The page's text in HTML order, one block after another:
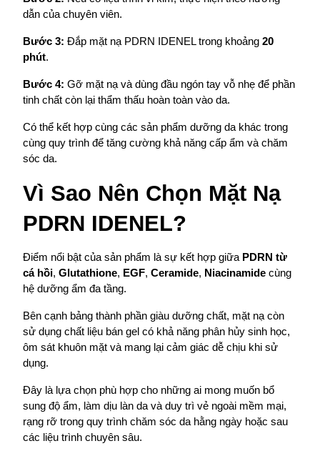
dẫn của chuyên viên.
Bước 3: Đắp mặt nạ PDRN IDENEL trong khoảng 20
phút.
Bước 4: Gỡ mặt nạ và dùng đầu ngón tay vỗ nhẹ để phần
tinh chất còn lại thẩm thấu hoàn toàn vào da.
Có thể kết hợp cùng các sản phẩm dưỡng da khác trong
cùng quy trình để tăng cường khả năng cấp ẩm và chăm
sóc da.
Vì Sao Nên Chọn Mặt Nạ
PDRN IDENEL?
Điểm nổi bật của sản phẩm là sự kết hợp giữa PDRN từ
cá hồi, Glutathione, EGF, Ceramide, Niacinamide cùng
hệ dưỡng ẩm đa tầng.
Bên cạnh bảng thành phần giàu dưỡng chất, mặt nạ còn
sử dụng chất liệu bán gel có khả năng phân hủy sinh học,
ôm sát khuôn mặt và mang lại cảm giác dễ chịu khi sử
dụng.
Đây là lựa chọn phù hợp cho những ai mong muốn bổ
sung độ ẩm, làm dịu làn da và duy trì vẻ ngoài mềm mại,
rạng rỡ trong quy trình chăm sóc da hằng ngày hoặc sau
các liệu trình chuyên sâu.